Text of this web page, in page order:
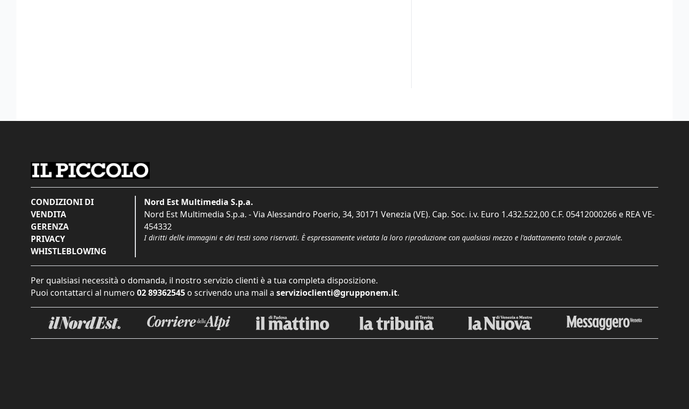
CONDIZIONI DI
VENDITA
GERENZA
PRIVACY
WHISTLEBLOWING
Nord Est Multimedia S.p.a.
Nord Est Multimedia S.p.a. - Via Alessandro Poerio, 34, 30171 Venezia (VE). Cap. Soc. i.v. Euro 1.432.522,00 C.F. 05412000266 e REA VE-
454332
I diritti delle immagini e dei testi sono riservati. È espressamente vietata la loro riproduzione con qualsiasi mezzo e l'adattamento totale o parziale.
Per qualsiasi necessità o domanda, il nostro servizio clienti è a tua completa disposizione.
Puoi contattarci al numero 02 89362545 o scrivendo una mail a servizioclienti@grupponem.it.